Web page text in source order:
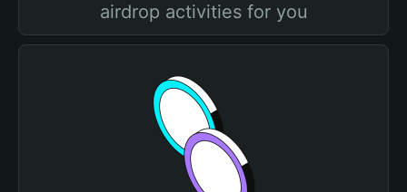
airdrop activities for you